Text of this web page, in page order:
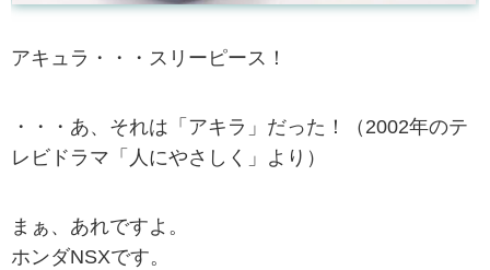
アキュラ・・・スリーピース！
・・・あ、それは「アキラ」だった！（2002年のテ
レビドラマ「人にやさしく」より）
まぁ、あれですよ。
ホンダNSXです。